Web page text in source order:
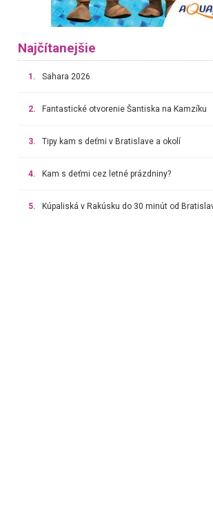
Najčítanejšie
1. Sahara 2026
2. Fantastické otvorenie Šantiska na Kamzíku
3. Tipy kam s deťmi v Bratislave a okolí
4. Kam s deťmi cez letné prázdniny?
5. Kúpaliská v Rakúsku do 30 minút od